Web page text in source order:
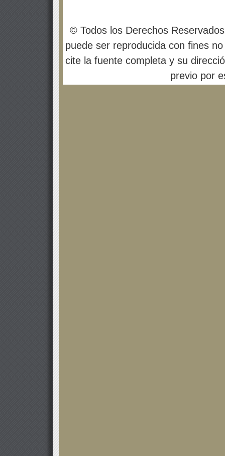
© Todos los Derechos
puede ser reproducida con fines
cite la fuente completa y su
previo por